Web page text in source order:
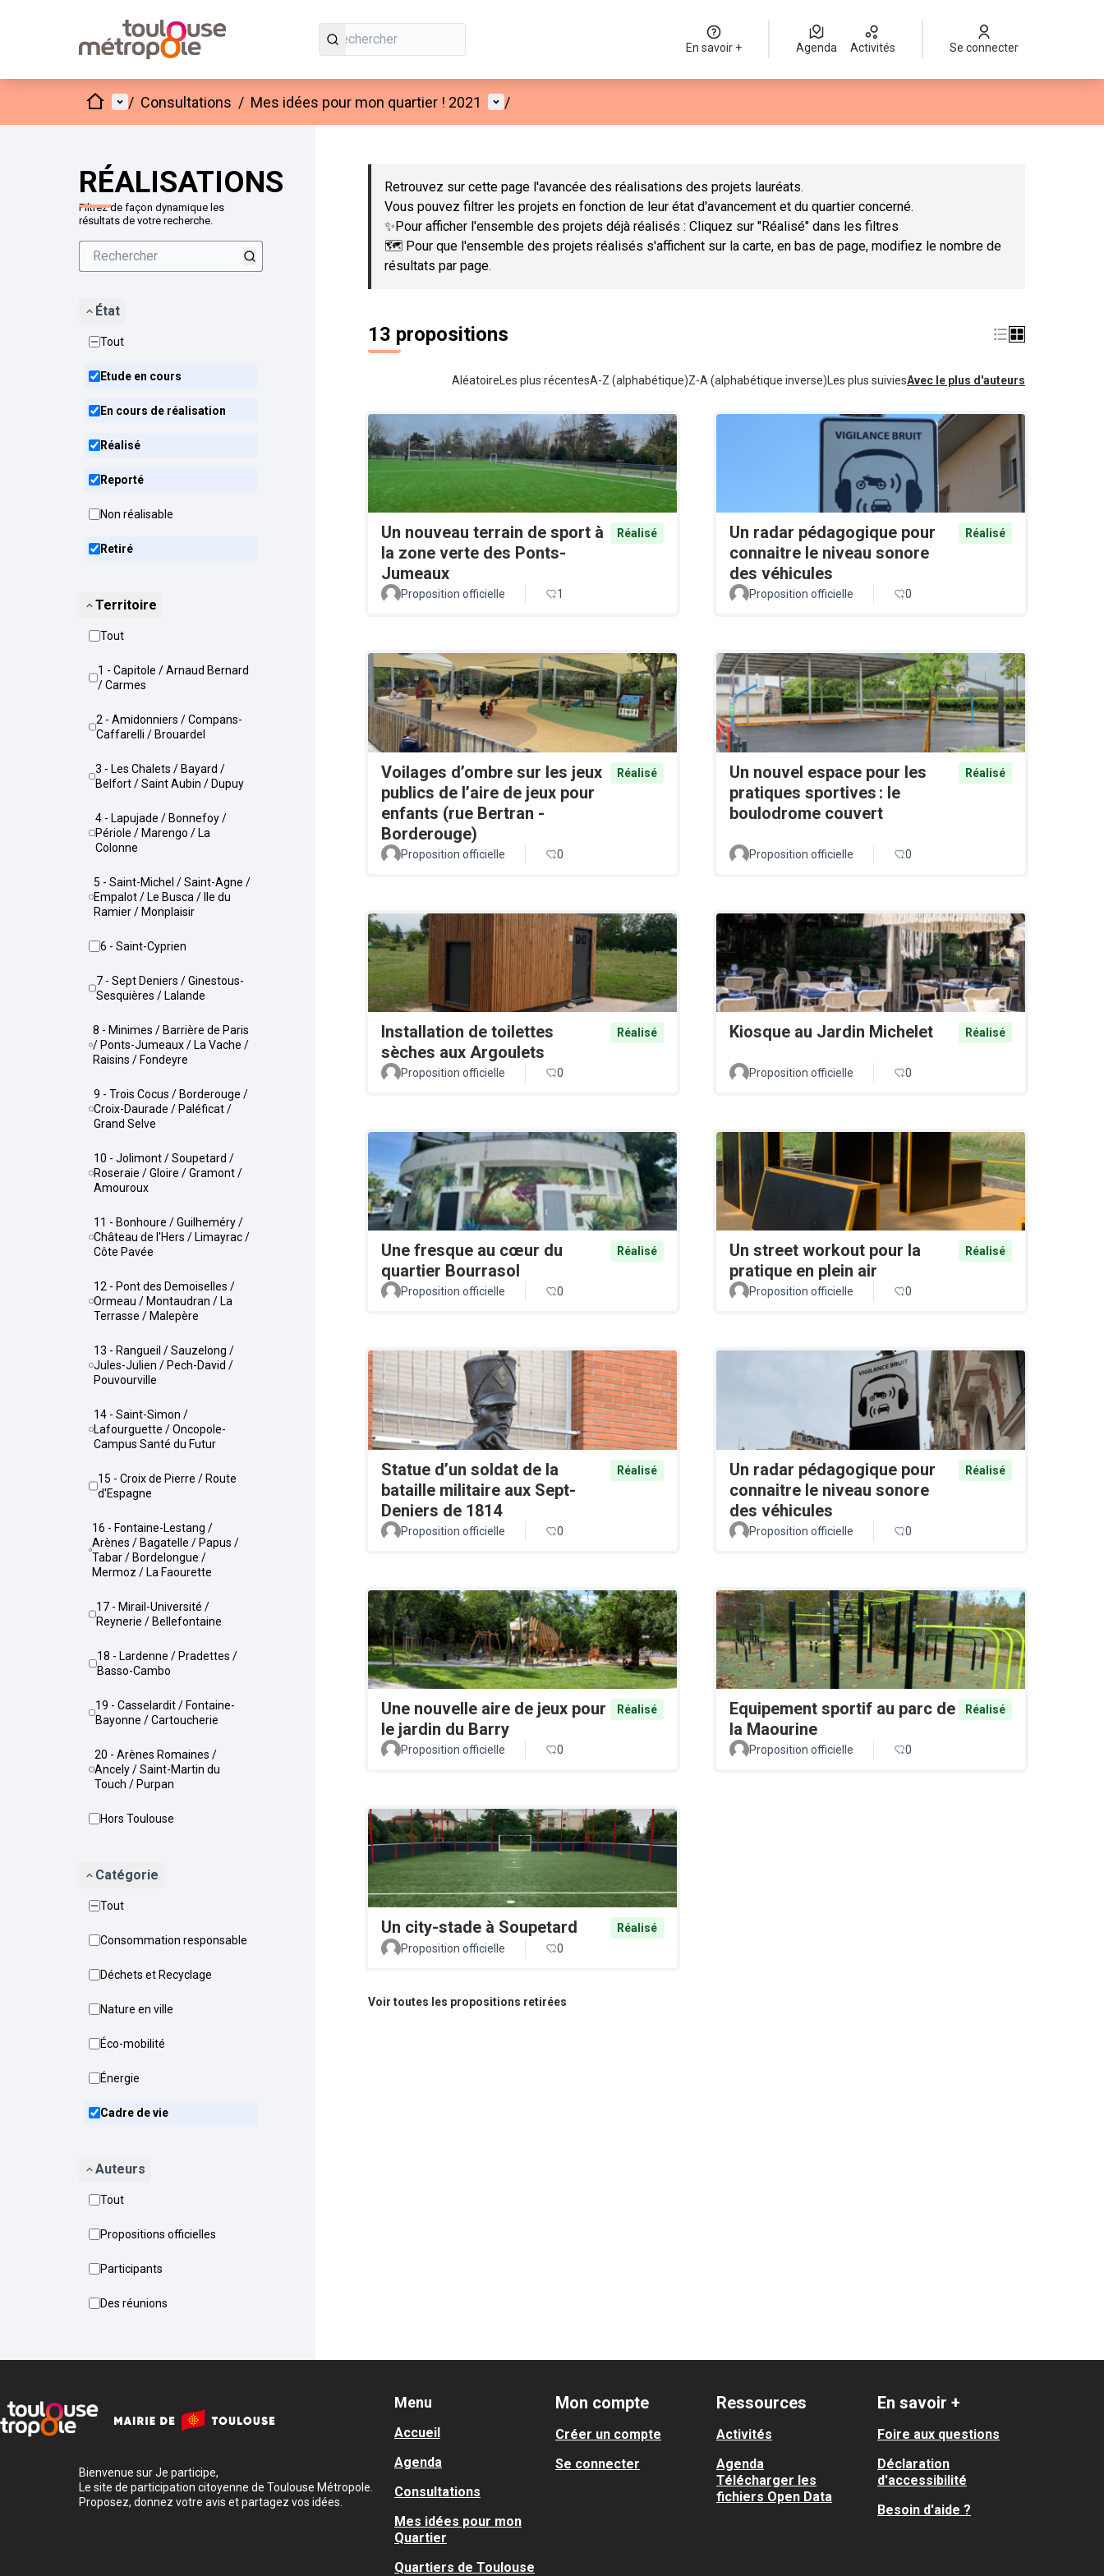
En savoir + Agenda Activités Se connecter
AccueilMenu principal
/ Consultations / Mes idées pour mon quartier ! 2021 Menu utilisateur
/
RÉALISATIONS
Filtrez de façon dynamique les
résultats de votre recherche.
État
Tout
Etude en cours
En cours de réalisation
Réalisé
Reporté
Non réalisable
Retiré
Territoire
Tout
1 - Capitole / Arnaud Bernard
/ Carmes
2 - Amidonniers / Compans-
Caffarelli / Brouardel
3 - Les Chalets / Bayard /
Belfort / Saint Aubin / Dupuy
4 - Lapujade / Bonnefoy /
Périole / Marengo / La
Colonne
5 - Saint-Michel / Saint-Agne /
Empalot / Le Busca / Ile du
Ramier / Monplaisir
6 - Saint-Cyprien
7 - Sept Deniers / Ginestous-
Sesquières / Lalande
8 - Minimes / Barrière de Paris
/ Ponts-Jumeaux / La Vache /
Raisins / Fondeyre
9 - Trois Cocus / Borderouge /
Croix-Daurade / Paléficat /
Grand Selve
10 - Jolimont / Soupetard /
Roseraie / Gloire / Gramont /
Amouroux
11 - Bonhoure / Guilheméry /
Château de l'Hers / Limayrac /
Côte Pavée
12 - Pont des Demoiselles /
Ormeau / Montaudran / La
Terrasse / Malepère
13 - Rangueil / Sauzelong /
Jules-Julien / Pech-David /
Pouvourville
14 - Saint-Simon /
Lafourguette / Oncopole-
Campus Santé du Futur
15 - Croix de Pierre / Route
d'Espagne
16 - Fontaine-Lestang /
Arènes / Bagatelle / Papus /
Tabar / Bordelongue /
Mermoz / La Faourette
17 - Mirail-Université /
Reynerie / Bellefontaine
18 - Lardenne / Pradettes /
Basso-Cambo
19 - Casselardit / Fontaine-
Bayonne / Cartoucherie
20 - Arènes Romaines /
Ancely / Saint-Martin du
Touch / Purpan
Hors Toulouse
Catégorie
Tout
Consommation responsable
Déchets et Recyclage
Nature en ville
Éco-mobilité
Énergie
Cadre de vie
Auteurs
Tout
Propositions officielles
Participants
Des réunions
Passer la carte
Retrouvez sur cette page l'avancée des réalisations des projets lauréats.
Vous pouvez filtrer les projets en fonction de leur état d'avancement et du quartier concerné.
✨Pour afficher l'ensemble des projets déjà réalisés : Cliquez sur "Réalisé" dans les filtres
🗺️ Pour que l'ensemble des projets réalisés s'affichent sur la carte, en bas de page, modifiez le nombre de
résultats par page.
13 propositions
Aléatoire Les plus récentesA-Z (alphabétique)Z-A (alphabétique inverse) Les plus suiviesAvec le plus d'auteurs
Un nouveau terrain de sport à
la zone verte des Ponts-
Jumeaux
Réalisé
Proposition officielle 1
Un radar pédagogique pour
connaitre le niveau sonore
des véhicules
Réalisé
Proposition officielle 0
Voilages d’ombre sur les jeux
publics de l’aire de jeux pour
enfants (rue Bertran -
Borderouge)
Réalisé
Proposition officielle 0
Un nouvel espace pour les
pratiques sportives : le
boulodrome couvert
Réalisé
Proposition officielle 0
Installation de toilettes
sèches aux Argoulets
Réalisé
Proposition officielle 0
Kiosque au Jardin Michelet Réalisé
Proposition officielle 0
Une fresque au cœur du
quartier Bourrasol
Réalisé
Proposition officielle 0
Un street workout pour la
pratique en plein air
Réalisé
Proposition officielle 0
Statue d’un soldat de la
bataille militaire aux Sept-
Deniers de 1814
Réalisé
Proposition officielle 0
Un radar pédagogique pour
connaitre le niveau sonore
des véhicules
Réalisé
Proposition officielle 0
Une nouvelle aire de jeux pour
le jardin du Barry
Réalisé
Proposition officielle 0
Equipement sportif au parc de
la Maourine
Réalisé
Proposition officielle 0
Un city-stade à Soupetard
Réalisé
Proposition officielle
0
Voir toutes les propositions retirées
Bienvenue sur Je participe,
Le site de participation citoyenne de Toulouse Métropole.
Proposez, donnez votre avis et partagez vos idées.
Menu
Accueil
Agenda
Consultations
Mes idées pour mon
Quartier
Quartiers de Toulouse
Mon compte
Créer un compte
Se connecter
Ressources
Activités
Agenda
Télécharger les
fichiers Open Data
En savoir +
Foire aux questions
Déclaration
d'accessibilité
Besoin d'aide ?